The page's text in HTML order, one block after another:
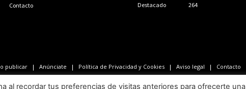
Contacto
Destacado
264
publicar Anúnciate Política de Privacidad y Cookies Aviso legal Contacto
LISA News©. Creative Commons BY-NC-ND.
al recordar tus preferencias de visitas anteriores para ofrecerte una